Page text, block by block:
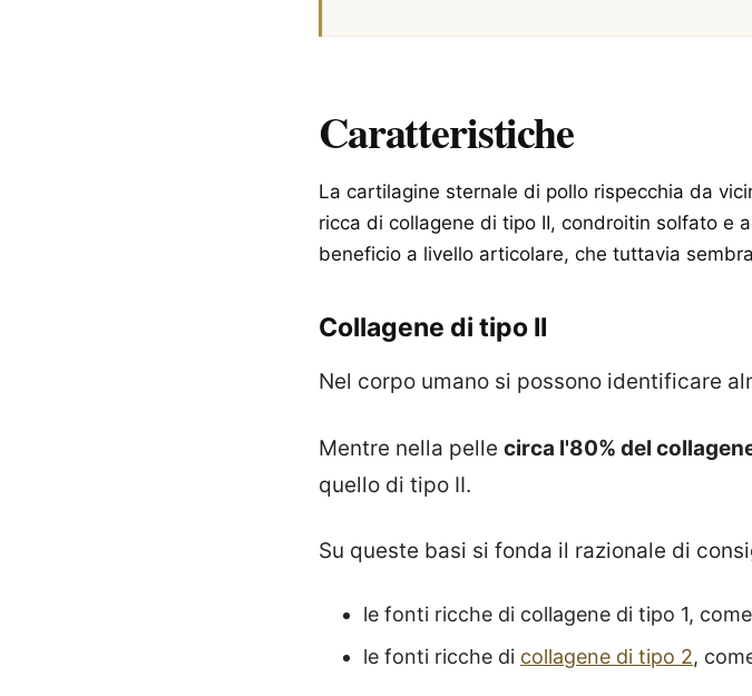
Caratteristiche
La cartilagine sternale di pollo rispecchia da
ricca di collagene di tipo II, condroitin solfato e
beneficio a livello articolare, che tuttavia
Collagene di tipo II
Nel corpo umano si possono identificare
Mentre nella pelle circa l'80% del
quello di tipo II.
Su queste basi si fonda il razionale di
le fonti ricche di collagene di tipo 1,
le fonti ricche di collagene di tipo 2,